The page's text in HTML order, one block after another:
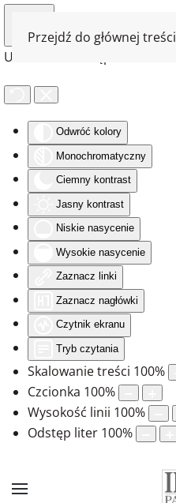
Ułatwienia dostępu
Odwróć kolory
Monochromatyczny
Ciemny kontrast
Jasny kontrast
Niskie nasycenie
Wysokie nasycenie
Zaznacz linki
Zaznacz nagłówki
Czytnik ekranu
Tryb czytania
Skalowanie treści 100%
Czcionka 100%
Wysokość linii 100%
Odstęp liter 100%
Przejdź do głównej treści